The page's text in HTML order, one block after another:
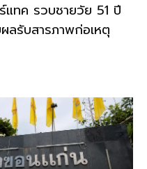
ทค รวบชายวัย 51 ปี
ลรับสารภาพก่อเหตุ